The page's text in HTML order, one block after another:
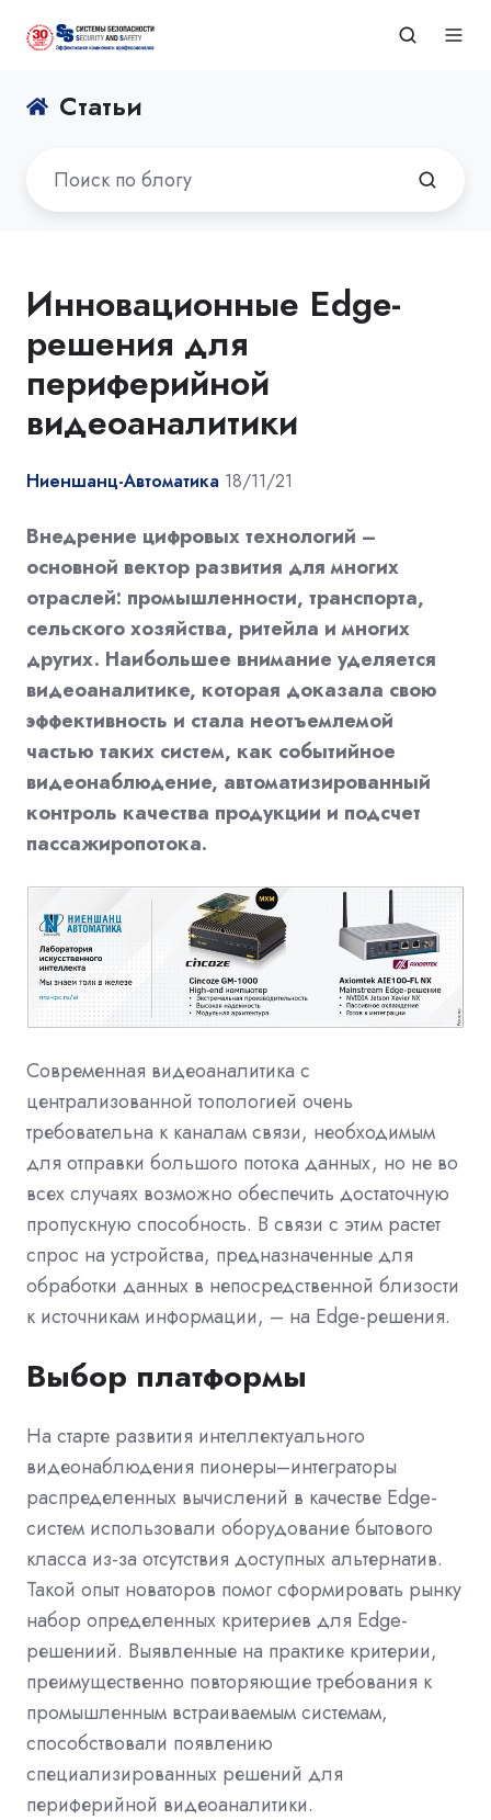
Статьи
Инновационные Edge-
решения для
периферийной
видеоаналитики
Ниеншанц-Автоматика 18/11/21
Внедрение цифровых технологий –
основной вектор развития для многих
отраслей: промышленности, транспорта,
сельского хозяйства, ритейла и многих
других. Наибольшее внимание уделяется
видеоаналитике, которая доказала свою
эффективность и стала неотъемлемой
частью таких систем, как событийное
видеонаблюдение, автоматизированный
контроль качества продукции и подсчет
пассажиропотока.
Современная видеоаналитика с
централизованной топологией очень
требовательна к каналам связи, необходимым
для отправки большого потока данных, но не во
всех случаях возможно обеспечить достаточную
пропускную способность. В связи с этим растет
спрос на устройства, предназначенные для
обработки данных в непосредственной близости
к источникам информации, – на Edge-решения.
Выбор платформы
На старте развития интеллектуального
видеонаблюдения пионеры–интеграторы
распределенных вычислений в качестве Edge-
систем использовали оборудование бытового
класса из-за отсутствия доступных альтернатив.
Такой опыт новаторов помог сформировать рынку
набор определенных критериев для Edge-
решениий. Выявленные на практике критерии,
преимущественно повторяющие требования к
промышленным встраиваемым системам,
способствовали появлению
специализированных решений для
периферийной видеоаналитики.